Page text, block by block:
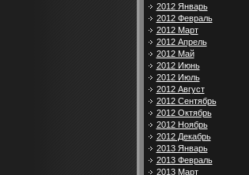
2012 Январь
2012 Февраль
2012 Март
2012 Апрель
2012 Май
2012 Июнь
2012 Июль
2012 Август
2012 Сентябрь
2012 Октябрь
2012 Ноябрь
2012 Декабрь
2013 Январь
2013 Февраль
2013 Март